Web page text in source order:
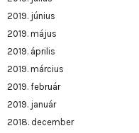
2019. június
2019. május
2019. április
2019. március
2019. február
2019. január
2018. december